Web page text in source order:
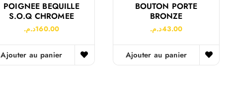
POIGNEE BEQUILLE
S.O.Q CHROMEE
160.00د.م.
Ajouter au panier
BOUTON PORTE
BRONZE
43.00د.م.
Ajouter au panier